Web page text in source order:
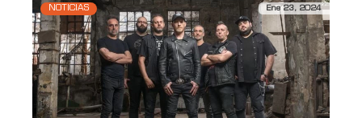
NOTICIAS Ene 23, 2024